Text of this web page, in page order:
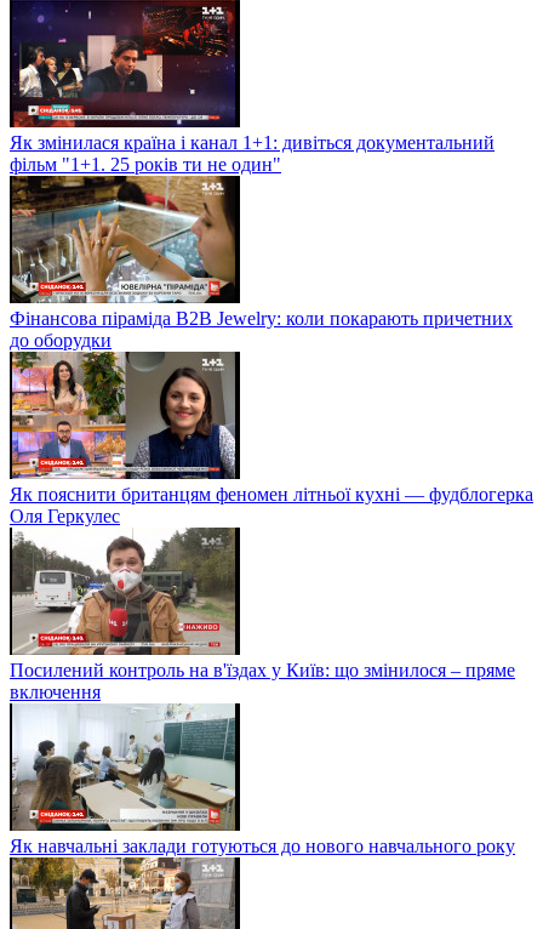
Як змінилася країна і канал 1+1: дивіться документальний
фільм "1+1. 25 років ти не один"
Фінансова піраміда B2B Jewelry: коли покарають причетних
до оборудки
Як пояснити британцям феномен літньої кухні — фудблогерка
Оля Геркулес
Посилений контроль на в'їздах у Київ: що змінилося – пряме
включення
Як навчальні заклади готуються до нового навчального року